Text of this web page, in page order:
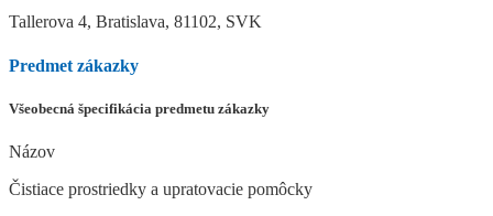
Tallerova 4, Bratislava, 81102, SVK
Predmet zákazky
Všeobecná špecifikácia predmetu zákazky
Názov
Čistiace prostriedky a upratovacie pomôcky